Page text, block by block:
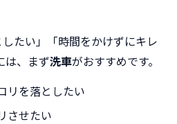
したい」「時間をかけずにキレ
は、まず洗車がおすすめです。
リを落としたい
させたい